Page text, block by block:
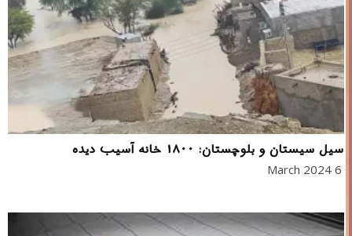
سیل سیستان و بلوچستان: ۱۸۰۰ خانه آسیب دیده
6 March 2024